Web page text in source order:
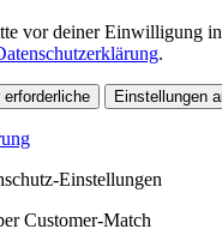
vor deiner Einwilligung
.
erforderliche Einstellungen
Einstellungen
Customer-Match